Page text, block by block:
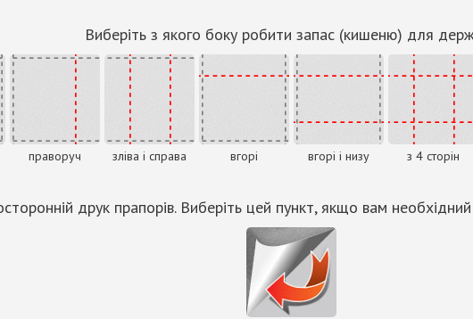
Виберіть з якого боку робити запас (кишеню) для
праворуч зліва і справа вгорі вгорі і низу з 4 сторін
друк прапорів. Виберіть цей пункт, якщо вам